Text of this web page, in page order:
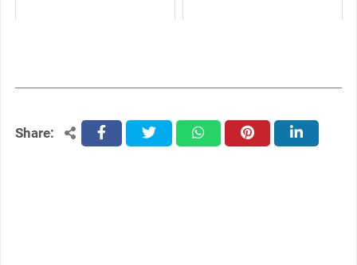
Share: facebooktwitter whatsapppinterest linkedin